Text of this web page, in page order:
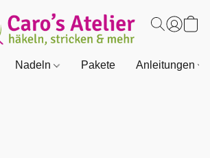
Nadeln Pakete Anleitungen